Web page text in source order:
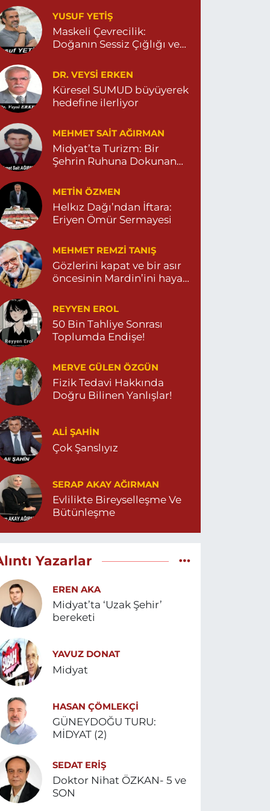
Dara Eczanesi
MAHALLESİ VALİ OZAN CADDESİ DIŞ KAPI
DEVLET HASTANESİ KARŞISI
YOLU CEPHESİ) 04822125304
0 (482) 212 53 04 Yol Tarifi Al
Özdemir Eczanesi
0 (482) 541 31 21 Yol Tarifi Al
YUSUF YETİŞ
Maskeli Çevrecilik:
Doğanın Sessiz Çığlığı ve
DR. VEYSI ERKEN
Küresel SUMUD büyüyerek
hedefine ilerliyor
MEHMET SAIT AĞIRMAN
Midyat’ta Turizm: Bir
Şehrin Ruhuna Dokunan
METIN ÖZMEN
Helkız Dağı’ndan İftara:
Eriyen Ömür Sermayesi
MEHMET REMZI TANIŞ
Gözlerini kapat ve bir asır
öncesinin Mardin’ini hayal
REYYEN EROL
50 Bin Tahliye Sonrası
Toplumda Endişe!
MERVE GÜLEN ÖZGÜN
Fizik Tedavi Hakkında
Doğru Bilinen Yanlışlar!
ALI ŞAHİN
Çok Şanslıyız
SERAP AKAY AĞIRMAN
Evlilikte Bireyselleşme Ve
Bütünleşme
Yazarlar
EREN AKA
Midyat’ta ‘Uzak Şehir’
bereketi
YAVUZ DONAT
Midyat
HASAN ÇÖMLEKÇİ
GÜNEYDOĞU TURU:
MİDYAT (2)
SEDAT ERİŞ
Doktor Nihat ÖZKAN- 5 ve
SON